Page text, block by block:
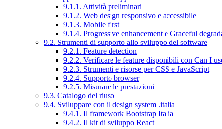
9.1.1. Attività preliminari
9.1.2. Web design responsivo e accessibile
9.1.3. Mobile first
9.1.4. Progressive enhancement e Graceful
9.2. Strumenti di supporto allo sviluppo del software
9.2.1. Feature detection
9.2.2. Verificare le feature disponibili con Can I
9.2.3. Strumenti e risorse per CSS e JavaScript
9.2.4. Supporto browser
9.2.5. Misurare le prestazioni
9.3. Catalogo del riuso
9.4. Sviluppare con il design system .italia
9.4.1. Il framework Bootstrap Italia
9.4.2. Il kit di sviluppo React